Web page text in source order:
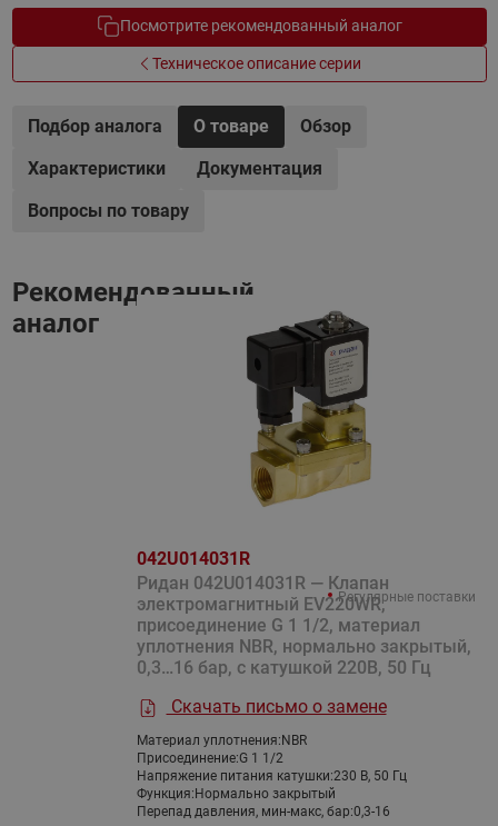
Посмотрите рекомендованный аналог
Техническое описание серии
Подбор аналога О товаре
Обзор
Характеристики
Документация
Вопросы по товару
Рекомендованный
аналог
042U014031R
Ридан 042U014031R — Клапан
электромагнитный EV220WR,
присоединение G 1 1/2, материал
уплотнения NBR, нормально закрытый,
0,3…16 бар, с катушкой 220В, 50 Гц
Скачать письмо о замене
Материал уплотнения: NBR
Присоединение:G 1 1/2
Напряжение питания катушки:230 В, 50 Гц
Функция: Нормально закрытый
Перепад давления, мин-макс, бар:0,3-16
Регулярные поставки